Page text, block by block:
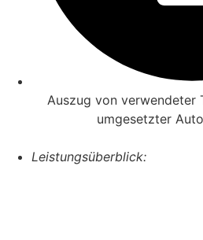
Auszug von verwendeter
umgesetzter
Leistungsüberblick: